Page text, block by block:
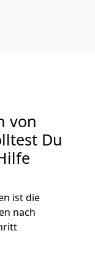
von
Du
ist die
nach